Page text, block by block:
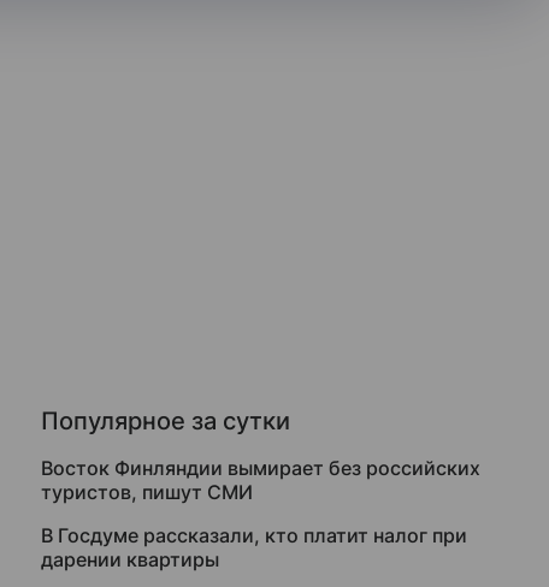
Популярное за сутки
Восток Финляндии вымирает без российских
туристов, пишут СМИ
В Госдуме рассказали, кто платит налог при
дарении квартиры